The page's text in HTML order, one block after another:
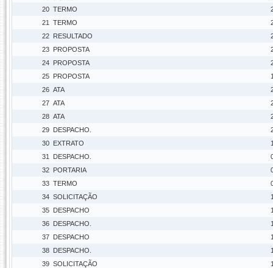
20 TERMO
21
TERMO
22 RESULTADO
23 PROPOSTA
24 PROPOSTA
25 PROPOSTA
26 ATA
27 ATA
28 ATA
29 DESPACHO.
30 EXTRATO
31
DESPACHO.
32 PORTARIA
33 TERMO
34 SOLICITAÇÃO
35 DESPACHO
36 DESPACHO.
37 DESPACHO
38 DESPACHO.
39 SOLICITAÇÃO